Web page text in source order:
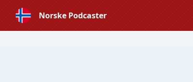
Norske Podcaster